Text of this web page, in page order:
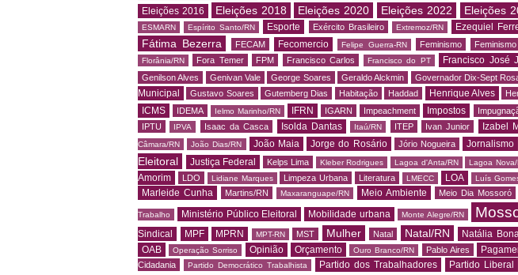
Eleições 2016 Eleições 2018 Eleições 2020 Eleições 2022 Eleições
ESMARN Espírito Santo/RN Esporte Exército Brasileiro Extremoz/RN Ezequiel
Fátima Bezerra FECAM Fecomercio Felipe Guerra-RN Feminismo
Florânia/RN Fora Temer FPM Francisco Carlos Francisco do PT Francisco José
Genilson Alves Genivan Vale George Soares Geraldo Alckmin Governador Dix-Sept
Municipal
Gustavo Soares Gutemberg Dias Habitação Haddad Henrique Alves
ICMS IDEMA Ielmo Marinho/RN IFRN IGARN Impeachment Impostos
IPTU IPVA Isaac da Casca Isolda Dantas Itaú/RN ITEP Ivan Junior Izabel
Câmara/RN
João Dias/RN João Maia Jorge do Rosário Jório Nogueira Jornalismo
Eleitoral
Justiça Federal Kelps Lima Kleber Rodrigues Lagoa d'Anta/RN Lagoa Nova/
Amorim
LDO Lidiane Marques Limpeza Urbana Literatura LMECC LOA Luís
Marleide Cunha Martins/RN Maxaranguape/RN Meio Ambiente Meio Dia Mossoró
Trabalho Ministério Público Eleitoral Mobilidade urbana Monte Alegre/RN
Sindical
MPF MPRN MPT-RN MST Mulher Natal Natal/RN Natália
OAB Operação Sorriso Opinião Orçamento Ouro Branco/RN Pablo Aires
Cidadania
Partido Democrático Trabalhista Partido dos Trabalhadores Partido Liberal